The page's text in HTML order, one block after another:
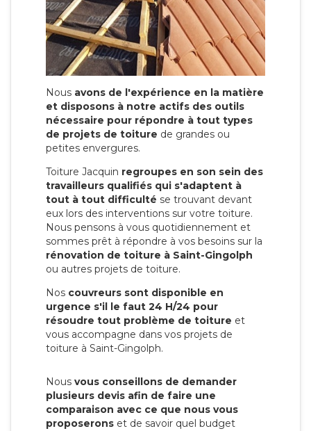
Nous avons de l'expérience en la matière
et disposons à notre actifs des outils
nécessaire pour répondre à tout types
de projets de toiture de grandes ou
petites envergures.
Toiture Jacquin regroupes en son sein des
travailleurs qualifiés qui s'adaptent à
tout à tout difficulté se trouvant devant
eux lors des interventions sur votre toiture.
Nous pensons à vous quotidiennement et
sommes prêt à répondre à vos besoins sur la
rénovation de toiture à Saint-Gingolph
ou autres projets de toiture.
Nos couvreurs sont disponible en
urgence s'il le faut 24 H/24 pour
résoudre tout problème de toiture et
vous accompagne dans vos projets de
toiture à Saint-Gingolph.
Nous vous conseillons de demander
plusieurs devis afin de faire une
comparaison avec ce que nous vous
proposerons et de savoir quel budget